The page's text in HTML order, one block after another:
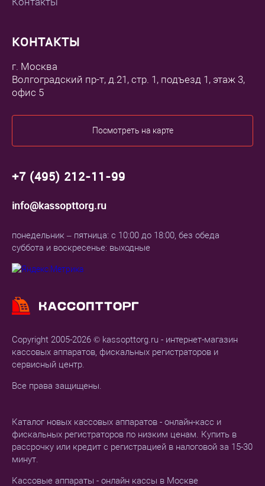
Copyright 2005-2026 © kassopttorg.ru - интернет-магазин
кассовых аппаратов, фискальных регистраторов и
сервисный центр.
Все права защищены.
Каталог новых кассовых аппаратов - онлайн-касс и
фискальных регистраторов по низким ценам. Купить в
рассрочку или кредит с регистрацией в налоговой за 15-30
минут.
Кассовые аппараты - онлайн кассы в Москве
КОНТАКТЫ
г. Москва
Волгоградский пр-т, д.21, стр. 1, подъезд 1, этаж 3,
офис 5
Посмотреть на карте
+7 (495) 212-11-99
info@kassopttorg.ru
понедельник – пятница: с 10:00 до 18:00, без обеда
суббота и воскресенье: выходные